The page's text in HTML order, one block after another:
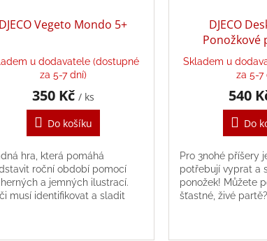
DJECO Vegeto Mondo 5+
u dodavatele (dostupné
za 5-7 dní)
350 Kč / ks
Do košíku
hra, která pomáhá
roční období pomocí
a jemných ilustrací.
musí identifikovat a sladit
DJECO
Ponožkové
Skladem u
za 5-7
540
Do
Pro 3nohé příšery
potřebují vyprat a
ponožek! Můžete
šťastné, živé